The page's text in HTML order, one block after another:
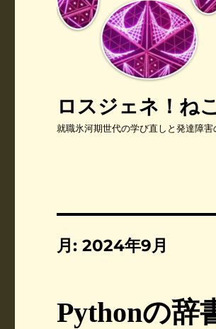
ロスジェネ！ね
就職氷河期世代の学び直しと発達障
月:2024年9月
Pythonの辞